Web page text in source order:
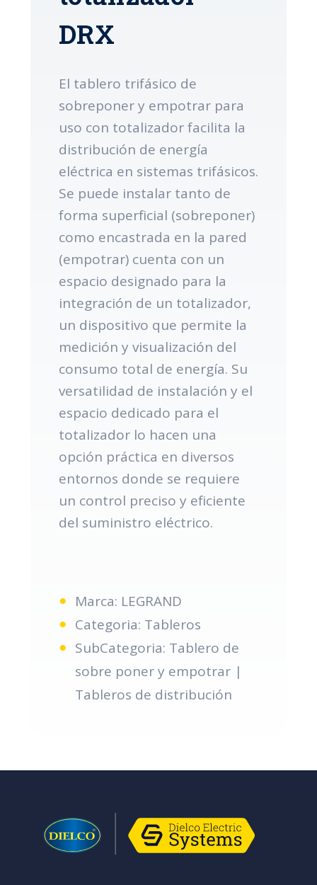
DRX
El tablero trifásico de
sobreponer y empotrar para
uso con totalizador facilita la
distribución de energía
eléctrica en sistemas trifásicos.
Se puede instalar tanto de
forma superficial (sobreponer)
como encastrada en la pared
(empotrar) cuenta con un
espacio designado para la
integración de un totalizador,
un dispositivo que permite la
medición y visualización del
consumo total de energía. Su
versatilidad de instalación y el
espacio dedicado para el
totalizador lo hacen una
opción práctica en diversos
entornos donde se requiere
un control preciso y eficiente
del suministro eléctrico.
Marca: LEGRAND
Categoria: Tableros
SubCategoria: Tablero de
sobre poner y empotrar |
Tableros de distribución